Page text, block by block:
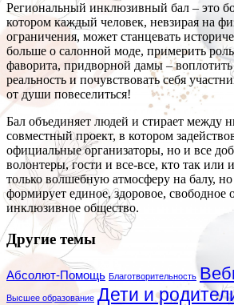
Региональный инклюзивный бал – это
котором каждый человек, невзирая на
ограничения, может станцевать
больше о салонной моде, примерить
фаворита, придворной дамы –
реальность и почувствовать себя
от души повеселиться!
Бал объединяет людей и стирает между
совместный проект, в котором
официальные организаторы, но и все
волонтеры, гости и все-все, кто так или
только волшебную атмосферу на балу,
формирует единое, здоровое, свободное
инклюзивное общество.
Другие темы
Абсолют-Помощь Благотворительность
Высшее образование Дети и